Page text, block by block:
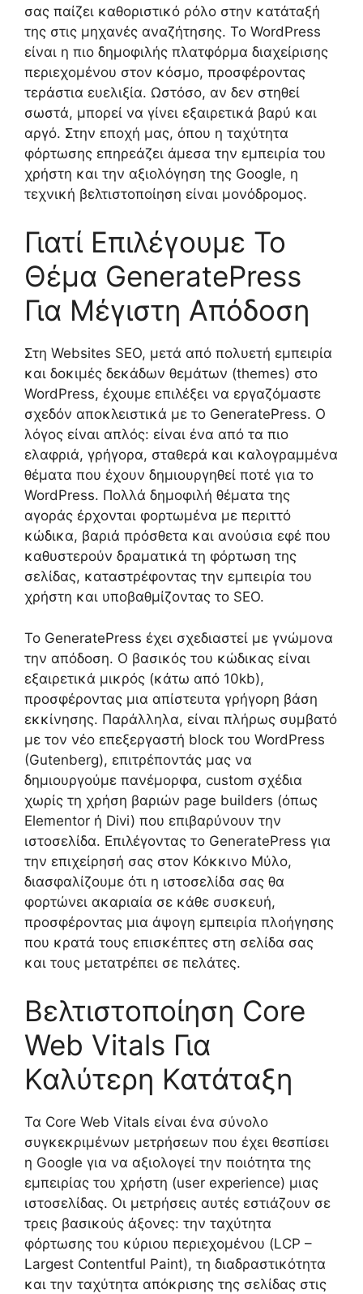
σας παίζει καθοριστικό ρόλο στην κατάταξή
της στις μηχανές αναζήτησης. Το WordPress
είναι η πιο δημοφιλής πλατφόρμα διαχείρισης
περιεχομένου στον κόσμο, προσφέροντας
τεράστια ευελιξία. Ωστόσο, αν δεν στηθεί
σωστά, μπορεί να γίνει εξαιρετικά βαρύ και
αργό. Στην εποχή μας, όπου η ταχύτητα
φόρτωσης επηρεάζει άμεσα την εμπειρία του
χρήστη και την αξιολόγηση της Google, η
τεχνική βελτιστοποίηση είναι μονόδρομος.
Γιατί Επιλέγουμε Το
Θέμα GeneratePress
Για Μέγιστη Απόδοση
Στη Websites SEO, μετά από πολυετή εμπειρία
και δοκιμές δεκάδων θεμάτων (themes) στο
WordPress, έχουμε επιλέξει να εργαζόμαστε
σχεδόν αποκλειστικά με το GeneratePress. Ο
λόγος είναι απλός: είναι ένα από τα πιο
ελαφριά, γρήγορα, σταθερά και καλογραμμένα
θέματα που έχουν δημιουργηθεί ποτέ για το
WordPress. Πολλά δημοφιλή θέματα της
αγοράς έρχονται φορτωμένα με περιττό
κώδικα, βαριά πρόσθετα και ανούσια εφέ που
καθυστερούν δραματικά τη φόρτωση της
σελίδας, καταστρέφοντας την εμπειρία του
χρήστη και υποβαθμίζοντας το SEO.
Το GeneratePress έχει σχεδιαστεί με γνώμονα
την απόδοση. Ο βασικός του κώδικας είναι
εξαιρετικά μικρός (κάτω από 10kb),
προσφέροντας μια απίστευτα γρήγορη βάση
εκκίνησης. Παράλληλα, είναι πλήρως συμβατό
με τον νέο επεξεργαστή block του WordPress
(Gutenberg), επιτρέποντάς μας να
δημιουργούμε πανέμορφα, custom σχέδια
χωρίς τη χρήση βαριών page builders (όπως
Elementor ή Divi) που επιβαρύνουν την
ιστοσελίδα. Επιλέγοντας το GeneratePress για
την επιχείρησή σας στον Κόκκινο Μύλο,
διασφαλίζουμε ότι η ιστοσελίδα σας θα
φορτώνει ακαριαία σε κάθε συσκευή,
προσφέροντας μια άψογη εμπειρία πλοήγησης
που κρατά τους επισκέπτες στη σελίδα σας
και τους μετατρέπει σε πελάτες.
Βελτιστοποίηση Core
Web Vitals Για
Καλύτερη Κατάταξη
Τα Core Web Vitals είναι ένα σύνολο
συγκεκριμένων μετρήσεων που έχει θεσπίσει
η Google για να αξιολογεί την ποιότητα της
εμπειρίας του χρήστη (user experience) μιας
ιστοσελίδας. Οι μετρήσεις αυτές εστιάζουν σε
τρεις βασικούς άξονες: την ταχύτητα
φόρτωσης του κύριου περιεχομένου (LCP –
Largest Contentful Paint), τη διαδραστικότητα
και την ταχύτητα απόκρισης της σελίδας στις